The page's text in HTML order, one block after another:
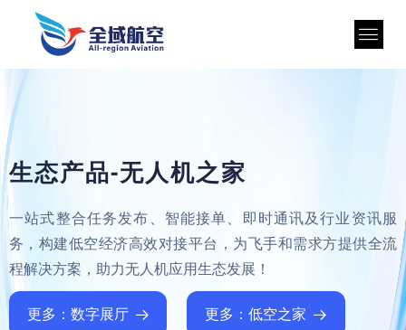
生态产品-无人机之家
一站式整合任务发布、智能接单、即时通讯及行业资讯服
务，构建低空经济高效对接平台，为飞手和需求方提供全流
程解决方案，助力无人机应用生态发展！
更多：数字展厅 뀠 更多：低空之家 뀠